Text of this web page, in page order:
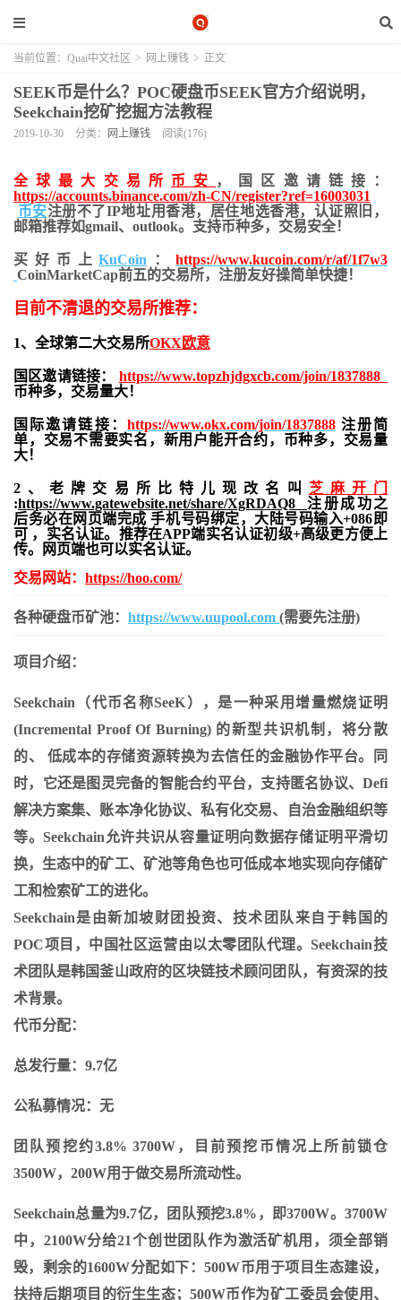
当前位置： Quai中文社区 > 网上赚钱 > 正文
SEEK币是什么？POC硬盘币SEEK官方介绍说明，
Seekchain挖矿挖掘方法教程
2019-10-30 分类： 网上赚钱 阅读(176)
全球最大交易所 币安
，国区邀请链接：
https://accounts.binance.com/zh-CN/register?ref=16003031
币安注册不了IP地址用香港，居住地选香港，认证照旧，
邮箱推荐如gmail、outlook。支持币种多，交易安全！
买好币上KuCoin ：https://www.kucoin.com/r/af/1f7w3
CoinMarketCap前五的交易所，注册友好操简单快捷！
目前不清退的交易所推荐：
1、全球第二大交易所OKX欧意
国区邀请链接： https://www.topzhjdgxcb.com/join/1837888
币种多，交易量大！
国际邀请链接： https://www.okx.com/join/1837888注册简
单，交易不需要实名，新用户能开合约， 币种多，交易量
大！
2、老牌交易所比特儿现改名叫 芝麻开门
:https://www.gatewebsite.net/share/XgRDAQ8 注册成功之
后务必在网页端完成 手机号码绑定，大陆号码输入+086即
可 ，实名认证。推荐在APP端实名认证初级+高级更方便上
传。网页端也可以实名认证。
交易网站： https://hoo.com/
各种硬盘币矿池： https://www.uupool.com (需要先注册)
项目介绍：
Seekchain（代币名称SeeK），是一种采用增量燃烧证明
(Incremental Proof Of Burning) 的新型共识机制，将分散
的、 低成本的存储资源转换为去信任的金融协作平台。同
时，它还是图灵完备的智能合约平台，支持匿名协议、Defi
解决方案集、账本净化协议、私有化交易、自治金融组织等
等。Seekchain允许共识从容量证明向数据存储证明平滑切
换，生态中的矿工、矿池等角色也可低成本地实现向存储矿
工和检索矿工的进化。
Seekchain是由新加坡财团投资、技术团队来自于韩国的
POC项目，中国社区运营由以太零团队代理。Seekchain技
术团队是韩国釜山政府的区块链技术顾问团队，有资深的技
术背景。
代币分配：
总发行量：9.7亿
公私募情况：无
团队预挖约3.8% 3700W，目前预挖币情况上所前锁仓
3500W，200W用于做交易所流动性。
Seekchain总量为9.7亿，团队预挖3.8%，即3700W。3700W
中，2100W分给21个创世团队作为激活矿机用，须全部销
毁，剩余的1600W分配如下：500W币用于项目生态建设，
扶持后期项目的衍生生态；500W币作为矿工委员会使用、